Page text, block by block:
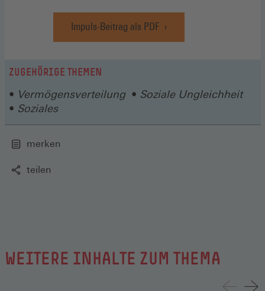
Fenster)
Impuls-Beitrag als PDF
(Öffnet
in
ZUGEHÖRIGE THEMEN
Vermögensverteilung
Soziale Ungleichheit
Soziales
merken
teilen
WEITERE INHALTE ZUM THEMA